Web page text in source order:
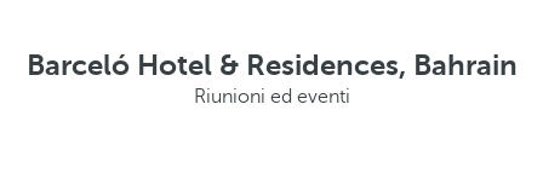
Barceló Hotel & Residences, Bahrain
Riunioni ed eventi